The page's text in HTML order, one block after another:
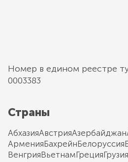
Номер в едином реестре
0003383
Страны
АбхазияАвстрияАзербайджан
АрменияБахрейнБелоруссия
ВенгрияВьетнамГрецияГрузия